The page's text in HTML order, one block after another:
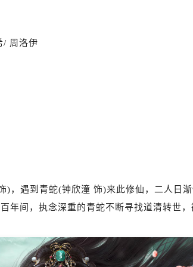
/ 周洛伊
)，遇到青蛇(钟欣潼 饰)来此修仙，二人日
年间，执念深重的青蛇不断寻找道清转世